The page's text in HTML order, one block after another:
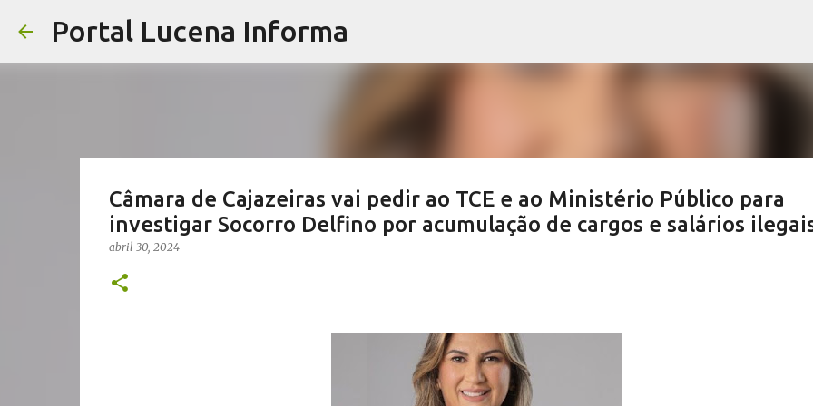
Portal Lucena Informa
Câmara de Cajazeiras vai pedir ao TCE e ao Ministério Público para
investigar Socorro Delfino por acumulação de cargos e salários
abril 30, 2024